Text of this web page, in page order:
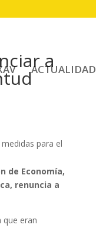
ACTUALIDAD
a
de Economía,
renuncia a
que eran